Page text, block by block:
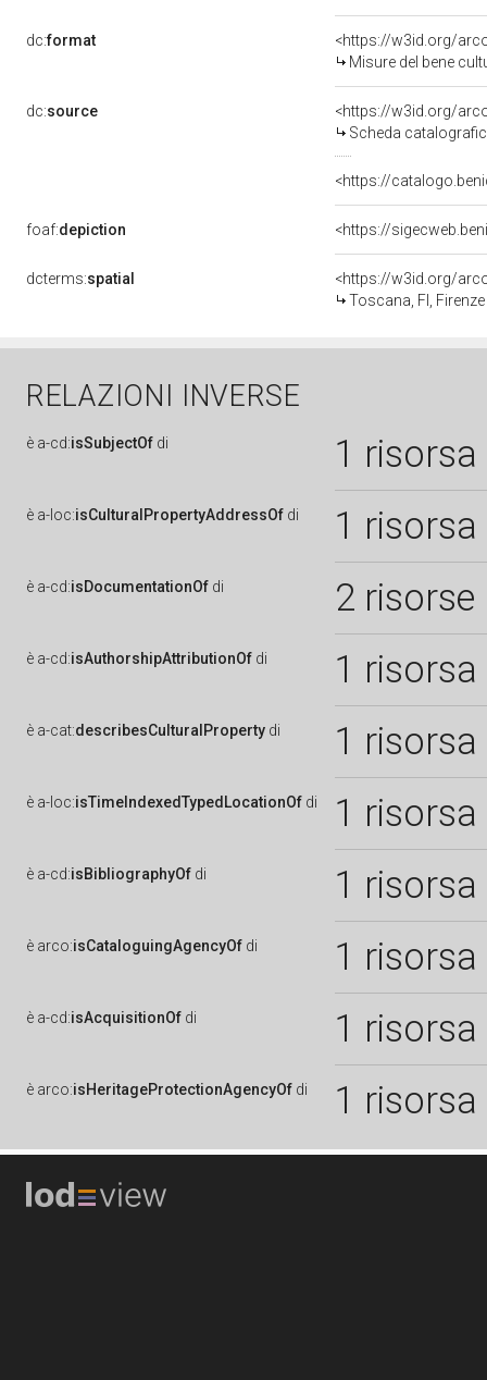
dc:format
<https://w3id.org/
Misure del bene
dc:source
<https://w3id.org/
Scheda
<https://
foaf:depiction <https://
dcterms:spatial
<https://w3id.org/
Toscana, FI, Firenze
RELAZIONI INVERSE
è a-cd:isSubjectOf di 1 risorsa
è a-loc:isCulturalPropertyAddressOf di 1 risorsa
è a-cd:isDocumentationOf di 2 risorse
è a-cd:isAuthorshipAttributionOf di 1 risorsa
è a-cat:describesCulturalProperty di 1 risorsa
è a-loc:isTimeIndexedTypedLocationOf di 1 risorsa
è a-cd:isBibliographyOf di 1 risorsa
è arco:isCataloguingAgencyOf di 1 risorsa
è a-cd:isAcquisitionOf di 1 risorsa
è arco:isHeritageProtectionAgencyOf di 1 risorsa